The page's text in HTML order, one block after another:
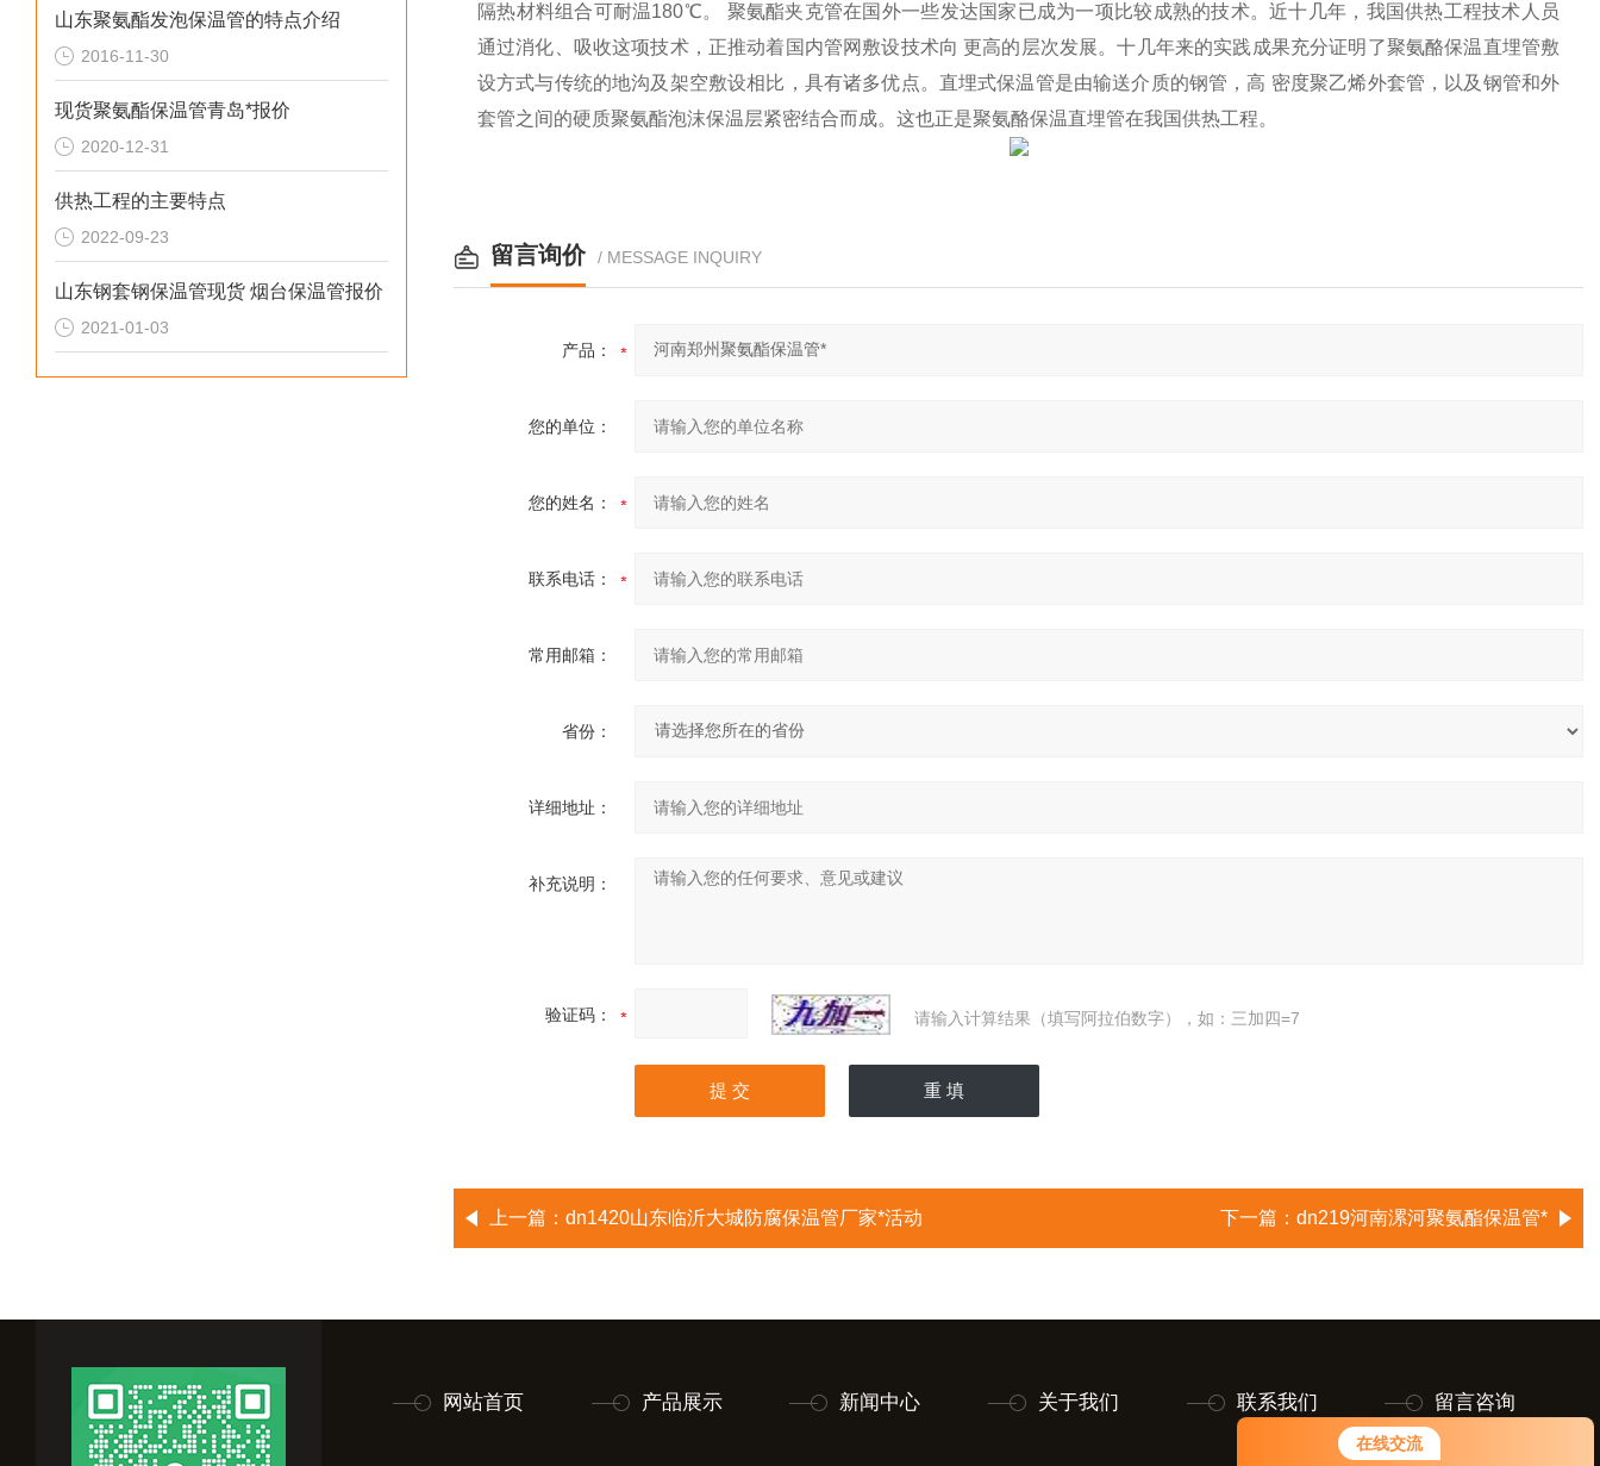
在线交流
山东聚氨酯发泡保温管的特点介绍
2016-11-30
现货聚氨酯保温管青岛*报价
2020-12-31
供热工程的主要特点
2022-09-23
山东钢套钢保温管现货 烟台保温管报价
2021-01-03
隔热材料组合可耐温180℃。 聚氨酯夹克管在国外一些发达国家已成为一项比较成熟的技术。近十几年，我国供热工程技术人员
通过消化、吸收这项技术，正推动着国内管网敷设技术向 更高的层次发展。十几年来的实践成果充分证明了聚氨酪保温直埋管敷
设方式与传统的地沟及架空敷设相比，具有诸多优点。直埋式保温管是由输送介质的钢管，高 密度聚乙烯外套管，以及钢管和外
套管之间的硬质聚氨酯泡沫保温层紧密结合而成。这也正是聚氨酪保温直埋管在我国供热工程。
留言询价 / MESSAGE INQUIRY
产品：
您的单位：
您的姓名：
联系电话：
常用邮箱：
省份：
详细地址：
补充说明：
验证码： 请输入计算结果（填写阿拉伯数字），如：三加四=7
上一篇： dn1420山东临沂大城防腐保温管厂家*活动 下一篇： dn219河南漯河聚氨酯保温管*
网站首页 产品展示 新闻中心 关于我们 联系我们 留言咨询